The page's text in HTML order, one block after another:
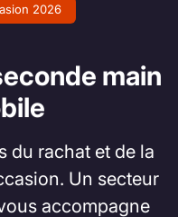
2026
main
du rachat et de la
Un secteur
accompagne